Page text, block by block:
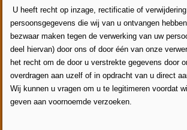
U heeft recht op inzage, rectificatie of
persoonsgegevens die wij van u ontvangen
bezwaar maken tegen de verwerking van uw
deel hiervan) door ons of door één van onze
het recht om de door u verstrekte gegevens door
overdragen aan uzelf of in opdracht van u direct
Wij kunnen u vragen om u te legitimeren voordat
geven aan voornoemde verzoeken.